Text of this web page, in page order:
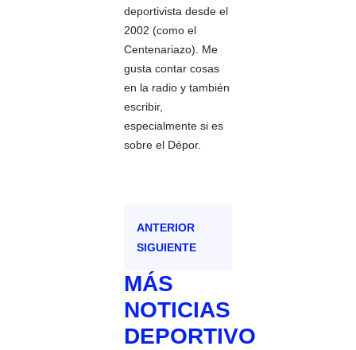
deportivista desde el
2002 (como el
Centenariazo). Me
gusta contar cosas
en la radio y también
escribir,
especialmente si es
sobre el Dépor.
ANTERIOR
SIGUIENTE
MÁS
NOTICIAS
DEPORTIVO